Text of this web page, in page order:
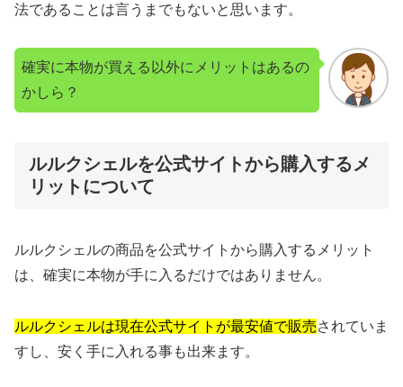
法であることは言うまでもないと思います。
確実に本物が買える以外にメリットはあるの
かしら？
ルルクシェルを公式サイトから購入するメ
リットについて
ルルクシェルの商品を公式サイトから購入するメリット
は、確実に本物が手に入るだけではありません。
ルルクシェルは現在公式サイトが最安値で販売されていま
すし、安く手に入れる事も出来ます。